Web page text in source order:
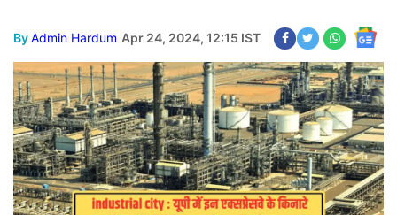
ByAdmin Hardum Apr 24, 2024, 12:15 IST